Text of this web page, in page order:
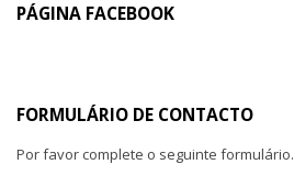
PÁGINA FACEBOOK
FORMULÁRIO DE CONTACTO
Por favor complete o seguinte formulário.